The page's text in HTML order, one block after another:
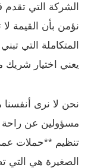
الشركة التي
نؤمن بأن القيمة
المتكاملة التي
يعني اختيار شريك
نحن لا نرى
مسؤولين عن راحة
تنظيم **حملات
الصغيرة هي التي